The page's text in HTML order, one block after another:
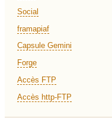
Social
framapiaf
Capsule Gemini
Forge
Accès FTP
Accès http-FTP